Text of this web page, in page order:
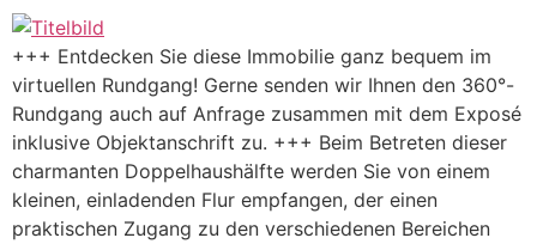
+++ Entdecken Sie diese Immobilie ganz bequem im
virtuellen Rundgang! Gerne senden wir Ihnen den 360°-
Rundgang auch auf Anfrage zusammen mit dem Exposé
inklusive Objektanschrift zu. +++ Beim Betreten dieser
charmanten Doppelhaushälfte werden Sie von einem
kleinen, einladenden Flur empfangen, der einen
praktischen Zugang zu den verschiedenen Bereichen